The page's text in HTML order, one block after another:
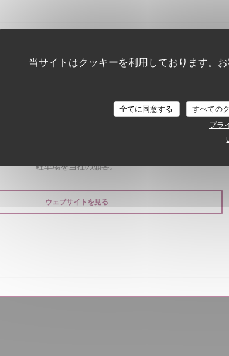
当サイトはクッキーを利用しております。
全てに同意する すべての
プラ
プション
- 83990 Saint Tropez
サントロペの村と地中海のターコイズブルーの海に飛び込
いずれかを取得します。あなたの前にアンカーで、世界で
...理想的にはサントロペの入り口に海に位置するラブイヤ
の幸のための最高のレシピの範囲を提供しています。専用
駐車場を当社の顧客。
ウェブサイトを見る